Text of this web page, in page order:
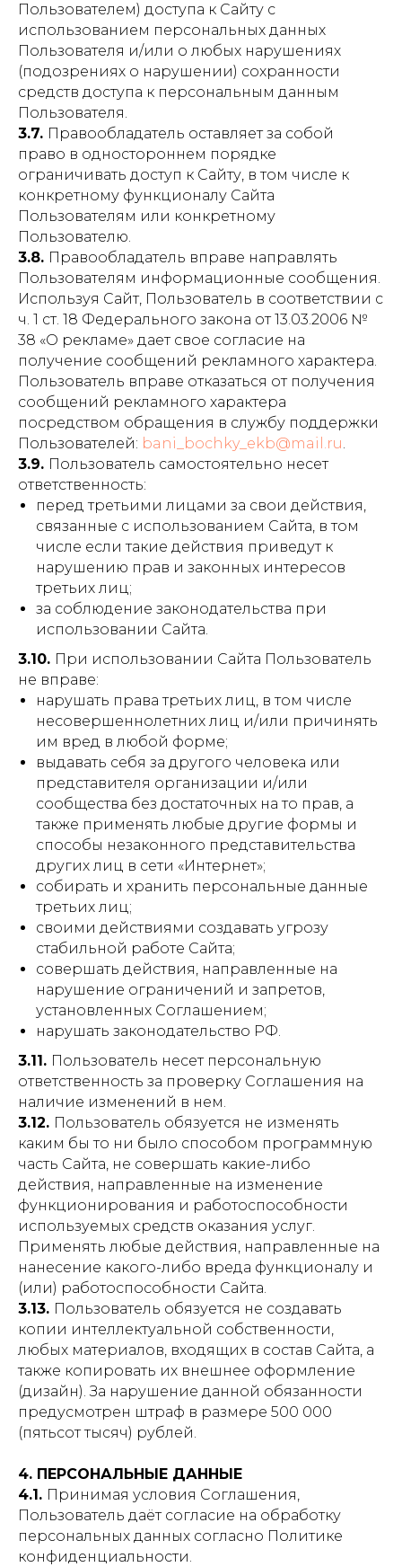
Пользователем) доступа к Сайту с
использованием персональных данных
Пользователя и/или о любых нарушениях
(подозрениях о нарушении) сохранности
средств доступа к персональным данным
Пользователя.
3.7. Правообладатель оставляет за собой
право в одностороннем порядке
ограничивать доступ к Сайту, в том числе к
конкретному функционалу Сайта
Пользователям или конкретному
Пользователю.
3.8. Правообладатель вправе направлять
Пользователям информационные сообщения.
Используя Сайт, Пользователь в соответствии с
ч. 1 ст. 18 Федерального закона от 13.03.2006 №
38 «О рекламе» дает свое согласие на
получение сообщений рекламного характера.
Пользователь вправе отказаться от получения
сообщений рекламного характера
посредством обращения в службу поддержки
Пользователей: bani_bochky_ekb@mail.ru.
3.9. Пользователь самостоятельно несет
ответственность:
перед третьими лицами за свои действия,
связанные с использованием Сайта, в том
числе если такие действия приведут к
нарушению прав и законных интересов
третьих лиц;
за соблюдение законодательства при
использовании Сайта.
3.10. При использовании Сайта Пользователь
не вправе:
нарушать права третьих лиц, в том числе
несовершеннолетних лиц и/или причинять
им вред в любой форме;
выдавать себя за другого человека или
представителя организации и/или
сообщества без достаточных на то прав, а
также применять любые другие формы и
способы незаконного представительства
других лиц в сети «Интернет»;
собирать и хранить персональные данные
третьих лиц;
своими действиями создавать угрозу
стабильной работе Сайта;
совершать действия, направленные на
нарушение ограничений и запретов,
установленных Соглашением;
нарушать законодательство РФ.
3.11. Пользователь несет персональную
ответственность за проверку Соглашения на
наличие изменений в нем.
3.12. Пользователь обязуется не изменять
каким бы то ни было способом программную
часть Сайта, не совершать какие-либо
действия, направленные на изменение
функционирования и работоспособности
используемых средств оказания услуг.
Применять любые действия, направленные на
нанесение какого-либо вреда функционалу и
(или) работоспособности Сайта.
3.13. Пользователь обязуется не создавать
копии интеллектуальной собственности,
любых материалов, входящих в состав Сайта, а
также копировать их внешнее оформление
(дизайн). За нарушение данной обязанности
предусмотрен штраф в размере 500 000
(пятьсот тысяч) рублей.
4. ПЕРСОНАЛЬНЫЕ ДАННЫЕ
4.1. Принимая условия Соглашения,
Пользователь даёт согласие на обработку
персональных данных согласно Политике
конфиденциальности.